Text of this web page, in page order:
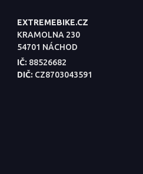
EXTREMEBIKE.CZ
KRAMOLNA 230
54701 NÁCHOD
IČ: 88526682
DIČ: CZ8703043591